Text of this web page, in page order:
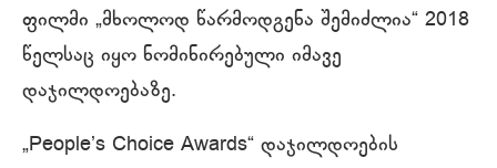
ფილმი „მხოლოდ წარმოდგენა შემიძლია“ 2018
წელსაც იყო ნომინირებული იმავე
დაჯილდოებაზე.
„People’s Choice Awards“ დაჯილდოების